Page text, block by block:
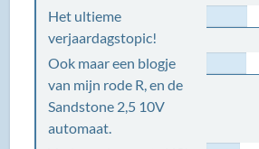
Het ultieme
verjaardagstopic!
Ook maar een blogje
van mijn rode R, en de
Sandstone 2,5 10V
automaat.